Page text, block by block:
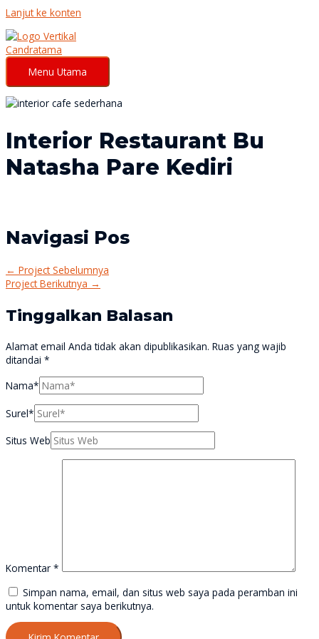
Lanjut ke konten
Menu Utama
Interior Restaurant Bu
Natasha Pare Kediri
Navigasi Pos
← Project Sebelumnya
Project Berikutnya →
Tinggalkan Balasan
Alamat email Anda tidak akan dipublikasikan. Ruas yang wajib
ditandai *
Nama*
Surel*
Situs Web
Komentar *
Simpan nama, email, dan situs web saya pada peramban ini
untuk komentar saya berikutnya.